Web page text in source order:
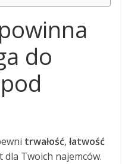
do
trwałość,łatwość
Twoich najemców.